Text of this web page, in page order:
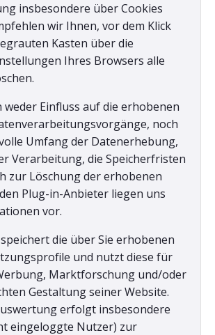
insbesondere über Cookies
wir Ihnen, vor dem Klick
Kasten über die
Ihres Browsers alle
weder Einfluss auf die erhobenen
noch
Umfang der Datenerhebung,
Verarbeitung, die Speicherfristen
zur Löschung der erhobenen
Plug-in-Anbieter liegen uns
vor.
die über Sie erhobenen
und nutzt diese für
Marktforschung und/oder
Gestaltung seiner Website.
erfolgt insbesondere
eingeloggte Nutzer) zur